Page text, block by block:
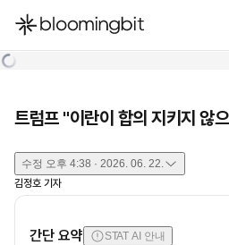
한국어
트럼프 "이란이 합의 지키지 않
수정 오후 4:38 · 2026. 06. 22.
김정호 기자
간단 요약 STAT AI 안내